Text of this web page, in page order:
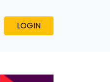
LOGIN